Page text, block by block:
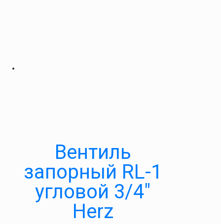
Вентиль
запорный RL-1
угловой 3/4″
Herz